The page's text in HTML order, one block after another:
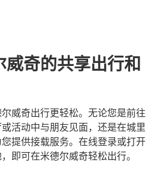
奇的共享出行和
威奇出行更轻松。无论您是前往
活动中与朋友见面，还是在城里
提供接载服务。在线登录或打开
即可在米德尔威奇轻松出行。